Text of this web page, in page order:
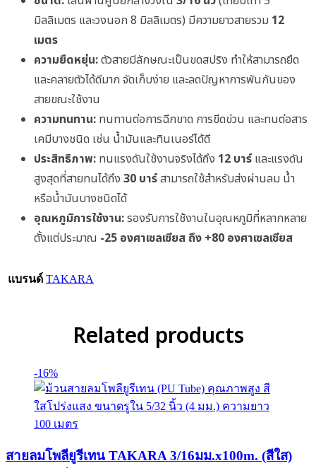
มิลลิเมตร และวงนอก 8 มิลลิเมตร) มีความยาวสายรวม 12
เมตร
ความยืดหยุ่น:ตัวสายมีลักษณะเป็นขดสปริง ทำให้สามารถยืด
และคลายตัวได้ดีมาก จัดเก็บง่าย และลดปัญหาการพันกันของ
สายขณะใช้งาน
ความทนทาน: ทนทานต่อการฉีกขาด การขีดข่วน และทนต่อสาร
เคมีบางชนิด เช่น น้ำมันและทินเนอร์ได้ดี
ประสิทธิภาพ: ทนแรงดันใช้งานจริงได้ถึง 12 บาร์ และแรงดัน
สูงสุดที่สายทนได้ถึง 30 บาร์สามารถใช้สำหรับส่งผ่านลม น้ำ
หรือน้ำมันบางชนิดได้
อุณหภูมิการใช้งาน:รองรับการใช้งานในอุณหภูมิที่หลากหลาย
ตั้งแต่ประมาณ -25 องศาเซลเซียส ถึง +80 องศาเซลเซียส
แบรนด์ TAKARA
Related products
-16%
สายลมโพลียูรีเทน TAKARA 3/16มม.x100m. (สีใส)